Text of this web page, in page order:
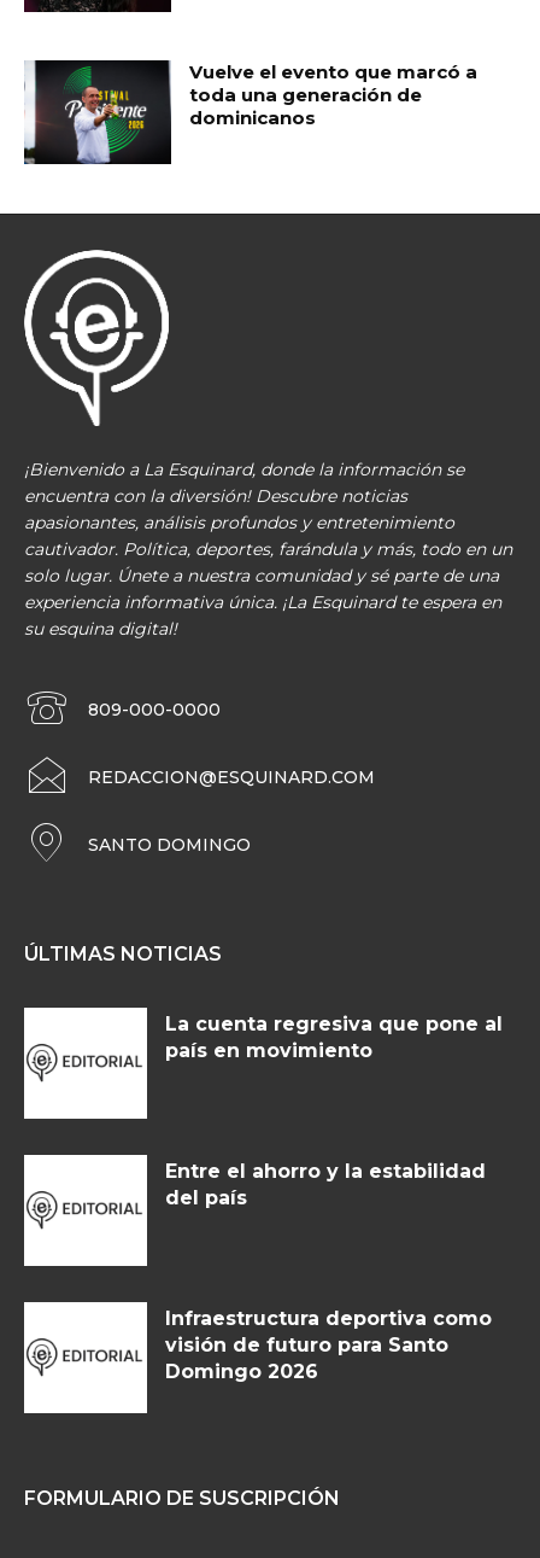
Vuelve el evento que marcó a
toda una generación de
dominicanos
¡Bienvenido a La Esquinard, donde la información se
encuentra con la diversión! Descubre noticias
apasionantes, análisis profundos y entretenimiento
cautivador. Política, deportes, farándula y más, todo en un
solo lugar. Únete a nuestra comunidad y sé parte de una
experiencia informativa única. ¡La Esquinard te espera en
su esquina digital!
809-000-0000
REDACCION@ESQUINARD.COM
SANTO DOMINGO
ÚLTIMAS NOTICIAS
La cuenta regresiva que pone al
país en movimiento
Entre el ahorro y la estabilidad
del país
Infraestructura deportiva como
visión de futuro para Santo
Domingo 2026
FORMULARIO DE SUSCRIPCIÓN